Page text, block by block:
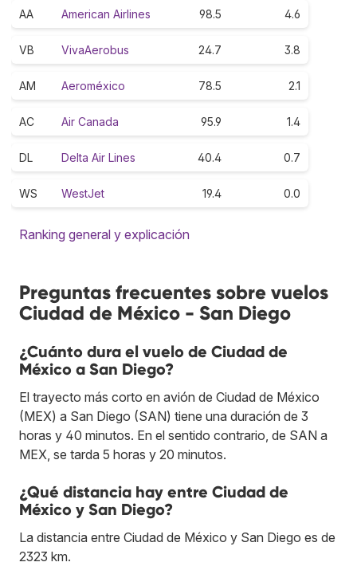
AA American Airlines 98.5 4.6
VB VivaAerobus 24.7 3.8
AM Aeroméxico 78.5 2.1
AC Air Canada 95.9 1.4
DL Delta Air Lines 40.4 0.7
WS WestJet 19.4 0.0
Ranking general y explicación
Preguntas frecuentes sobre vuelos
Ciudad de México - San Diego
¿Cuánto dura el vuelo de Ciudad de
México a San Diego?
El trayecto más corto en avión de Ciudad de México
(MEX) a San Diego (SAN) tiene una duración de 3
horas y 40 minutos. En el sentido contrario, de SAN a
MEX, se tarda 5 horas y 20 minutos.
¿Qué distancia hay entre Ciudad de
México y San Diego?
La distancia entre Ciudad de México y San Diego es de
2323 km.